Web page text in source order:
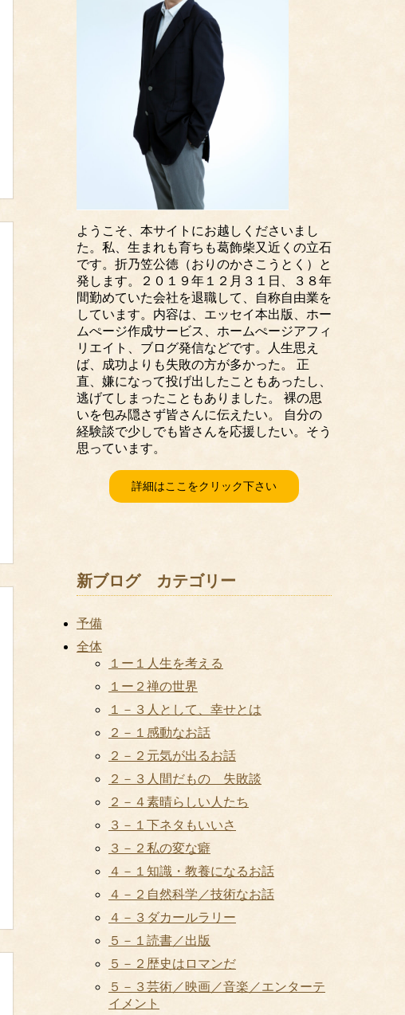
ようこそ、本サイトにお越しくださいまし
た。私、生まれも育ちも葛飾柴又近くの立石
です。折乃笠公徳（おりのかさこうとく）と
発します。２０１９年１２月３１日、３８年
間勤めていた会社を退職して、自称自由業を
しています。内容は、エッセイ本出版、ホー
ムぺージ作成サービス、ホームぺージアフィ
リエイト、ブログ発信などです。人生思え
ば、成功よりも失敗の方が多かった。 正
直、嫌になって投げ出したこともあったし、
逃げてしまったこともありました。 裸の思
いを包み隠さず皆さんに伝えたい。 自分の
経験談で少しでも皆さんを応援したい。そう
思っています。
詳細はここをクリック下さい
新ブログ カテゴリー
予備
全体
１ー１人生を考える
１ー２禅の世界
１－３人として、幸せとは
２－１感動なお話
２－２元気が出るお話
２－３人間だもの 失敗談
２－４素晴らしい人たち
３－１下ネタもいいさ
３－２私の変な癖
４－１知識・教養になるお話
４－２自然科学／技術なお話
４－３ダカールラリー
５－１読書／出版
５－２歴史はロマンだ
５－３芸術／映画／音楽／エンターテ
イメント